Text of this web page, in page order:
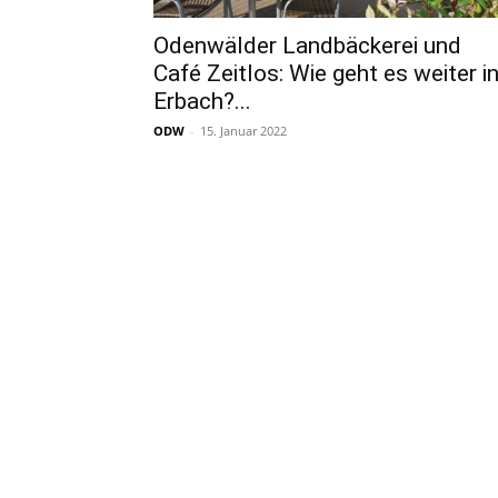
Odenwälder Landbäckerei und
Café Zeitlos: Wie geht es weiter in
Erbach?...
ODW - 15. Januar 2022